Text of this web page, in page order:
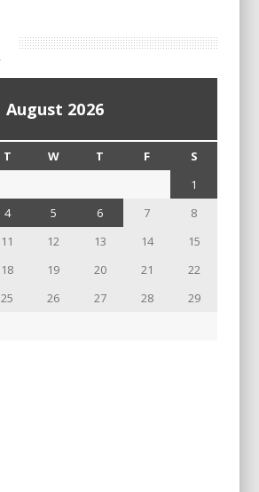
August 2026
T W T F
S
1
4 5 6 7
8
11 12 13 14
15
18 19 20 21
22
25 26 27 28
29